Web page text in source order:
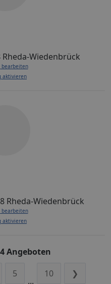
Wiedenbrück
bearbeiten
aktivieren
Rheda-Wiedenbrück
bearbeiten
aktivieren
Angeboten
5
...
10 ❯